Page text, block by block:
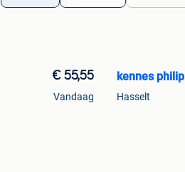
€ 55,55
Vandaag
kennes philip
Hasselt